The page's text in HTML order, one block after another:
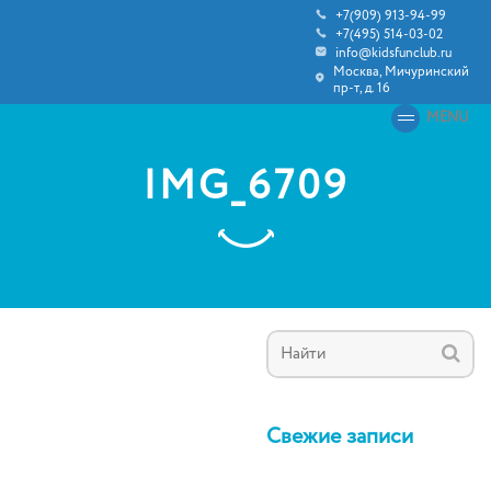
+7(909) 913-94-99
+7(495) 514-03-02
info@kidsfunclub.ru
Москва, Мичуринский
пр-т, д. 16
MENU
IMG_6709
Свежие записи